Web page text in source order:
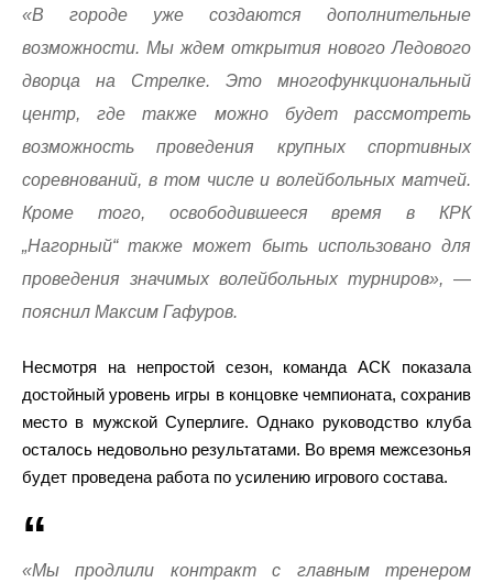
«В городе уже создаются дополнительные
возможности. Мы ждем открытия нового Ледового
дворца на Стрелке. Это многофункциональный
центр, где также можно будет рассмотреть
возможность проведения крупных спортивных
соревнований, в том числе и волейбольных матчей.
Кроме того, освободившееся время в КРК
„Нагорный“ также может быть использовано для
проведения значимых волейбольных турниров», —
пояснил Максим Гафуров.
Несмотря на непростой сезон, команда АСК показала
достойный уровень игры в концовке чемпионата, сохранив
место в мужской Суперлиге. Однако руководство клуба
осталось недовольно результатами. Во время межсезонья
будет проведена работа по усилению игрового состава.
«Мы продлили контракт с главным тренером